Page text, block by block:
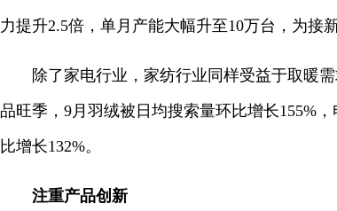
力提升2.5倍，单月产能大幅升至10万台，为接
除了家电行业，家纺行业同样受益于取暖
品旺季，9月羽绒被日均搜索量环比增长155%
比增长132%。
注重产品创新